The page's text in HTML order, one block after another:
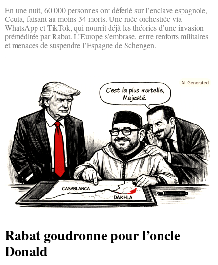
En une nuit, 60 000 personnes ont déferlé sur l’enclave espagnole,
Ceuta, faisant au moins 34 morts. Une ruée orchestrée via
WhatsApp et TikTok, qui nourrit déjà les théories d’une invasion
préméditée par Rabat. L’Europe s’embrase, entre renforts militaires
et menaces de suspendre l’Espagne de Schengen.
Rabat goudronne pour l’oncle
Donald